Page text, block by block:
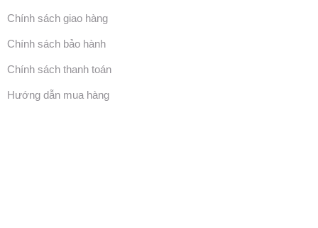
Chính sách giao hàng
Chính sách bảo hành
Chính sách thanh toán
Hướng dẫn mua hàng